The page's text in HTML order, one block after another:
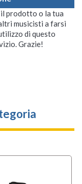
il prodotto o la tua
musicisti a farsi
di questo
Grazie!